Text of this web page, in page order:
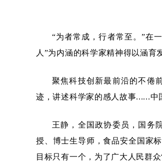
“为者常成，行者常至。”在
人”为内涵的科学家精神得以涵育
聚焦科技创新最前沿的不倦
迹，讲述科学家的感人故事......中
王静，全国政协委员，国务
授、博士生导师，食品安全国家
目标只有一个，为了广大人民群众